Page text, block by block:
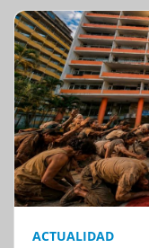
ACTUALIDAD